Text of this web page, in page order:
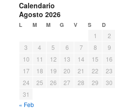
Calendario
Agosto 2026
L M M G V S D
1
2
3
4 5 6 7 8
9
10
11 12 13 14 15
16
17
18 19 20 21 22
23
24
25 26 27 28 29
30
31
« Feb